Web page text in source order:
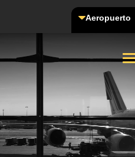
Aeropuerto